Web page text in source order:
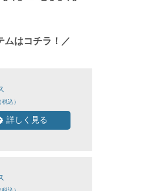
ムはコチラ！／
プス
詳しく見る
ムス